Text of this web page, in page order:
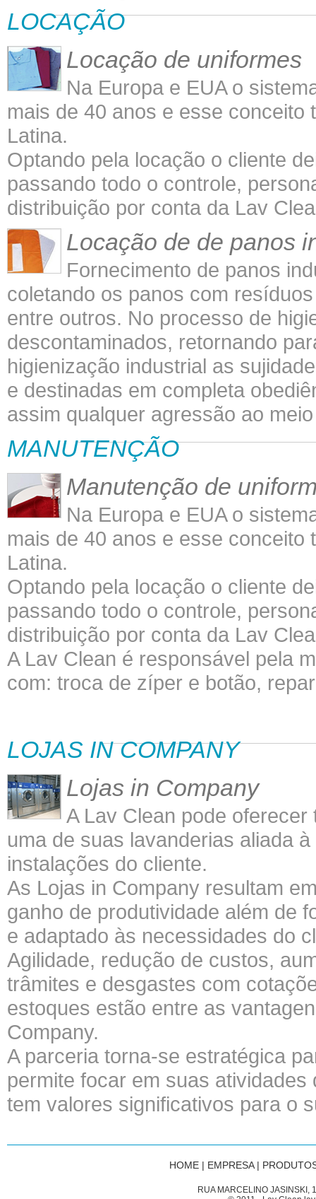
LOCAÇÃO
Locação de uniformes
Na Europa e EUA o
mais de 40 anos e esse
Latina.
Optando pela locação o cliente
passando todo o controle,
distribuição por conta da Lav
Locação de de panos
Fornecimento de panos
coletando os panos com
entre outros. No processo de
descontaminados, retornando
higienização industrial as
e destinadas em completa
assim qualquer agressão ao
MANUTENÇÃO
Manutenção de
Na Europa e EUA o
mais de 40 anos e esse
Latina.
Optando pela locação o cliente
passando todo o controle,
distribuição por conta da Lav
A Lav Clean é responsável pela
com: troca de zíper e botão,
LOJAS IN COMPANY
Lojas in Company
A Lav Clean pode
uma de suas lavanderias aliada
instalações do cliente.
As Lojas in Company resultam
ganho de produtividade além de
e adaptado às necessidades do
Agilidade, redução de custos,
trâmites e desgastes com
estoques estão entre as
Company.
A parceria torna-se estratégica
permite focar em suas
tem valores significativos para o
HOME | EMPRESA|
RUA MARCELINO JASINSKI,